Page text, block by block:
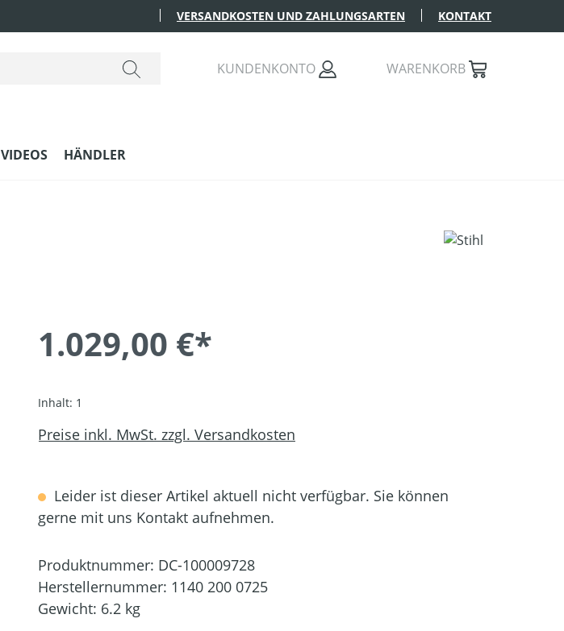
VERSANDKOSTEN UND ZAHLUNGSARTEN KONTAKT
KUNDENKONTO WARENKORB
VIDEOS HÄNDLER
1.029,00 €*
Inhalt: 1
Preise inkl. MwSt. zzgl. Versandkosten
Leider ist dieser Artikel aktuell nicht verfügbar. Sie können
gerne mit uns Kontakt aufnehmen.
Produktnummer: DC-100009728
Herstellernummer: 1140 200 0725
Gewicht: 6.2 kg